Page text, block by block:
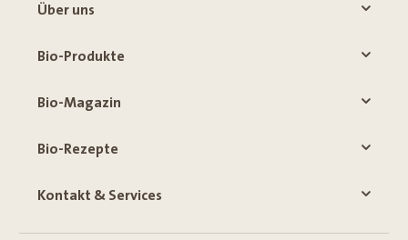
Über uns
Bio-Produkte
Bio-Magazin
Bio-Rezepte
Kontakt & Services